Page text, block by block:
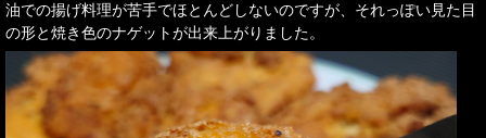
油での揚げ料理が苦手でほとんどしないのですが、それっぽい見た目
の形と焼き色のナゲットが出来上がりました。